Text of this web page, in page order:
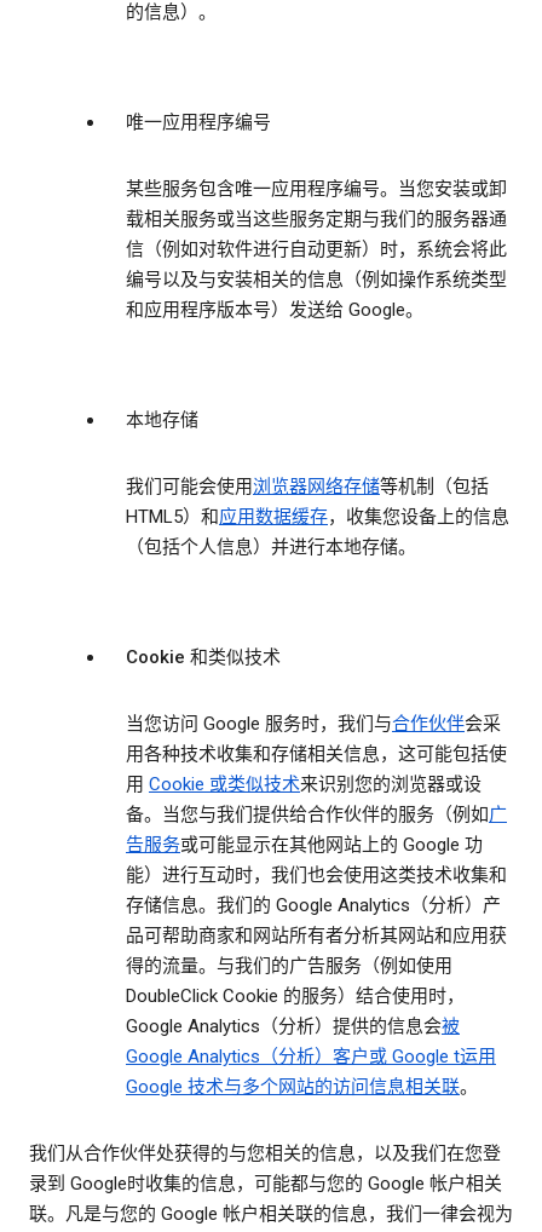
的信息）。
唯一应用程序编号
某些服务包含唯一应用程序编号。当您安装或卸
载相关服务或当这些服务定期与我们的服务器通
信（例如对软件进行自动更新）时，系统会将此
编号以及与安装相关的信息（例如操作系统类型
和应用程序版本号）发送给 Google。
本地存储
我们可能会使用浏览器网络存储等机制（包括
HTML5）和应用数据缓存，收集您设备上的信息
（包括个人信息）并进行本地存储。
Cookie 和类似技术
当您访问 Google 服务时，我们与合作伙伴会采
用各种技术收集和存储相关信息，这可能包括使
用 Cookie 或类似技术来识别您的浏览器或设
备。当您与我们提供给合作伙伴的服务（例如广
告服务或可能显示在其他网站上的 Google 功
能）进行互动时，我们也会使用这类技术收集和
存储信息。我们的 Google Analytics（分析）产
品可帮助商家和网站所有者分析其网站和应用获
得的流量。与我们的广告服务（例如使用
DoubleClick Cookie 的服务）结合使用时，
Google Analytics（分析）提供的信息会被
Google Analytics（分析）客户或 Google t运用
Google 技术与多个网站的访问信息相关联。
我们从合作伙伴处获得的与您相关的信息，以及我们在您登
录到 Google时收集的信息，可能都与您的 Google 帐户相关
联。凡是与您的 Google 帐户相关联的信息，我们一律会视为